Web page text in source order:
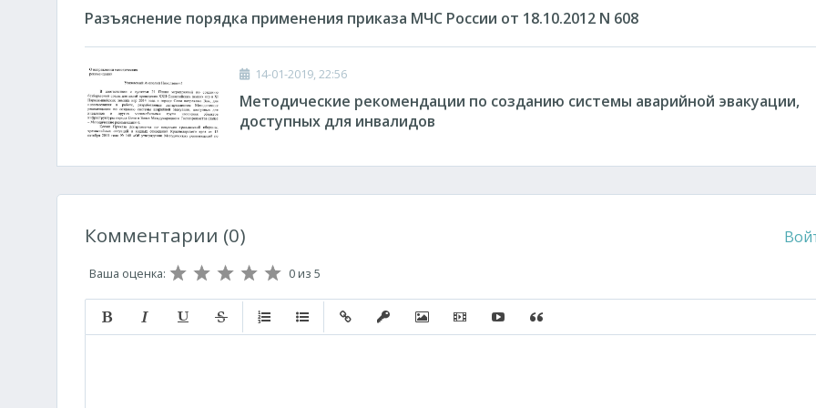
Разъяснение порядка применения приказа МЧС России от 18.10.2012 N 608
14-01-2019, 22:56
Методические рекомендации по созданию системы аварийной эвакуации,
доступных для инвалидов
Комментарии (0)
Ваша оценка: 0из 5
Полужирный
КурсивПодчеркнутый
ЗачеркнутыйНумерованный список
Маркированный список
Вставить ссылку
Вставить защищенную ссылку
Вставить изображение
Вставить видео
Вставка контента с других сервисов (Youtube,
Вставка цитаты